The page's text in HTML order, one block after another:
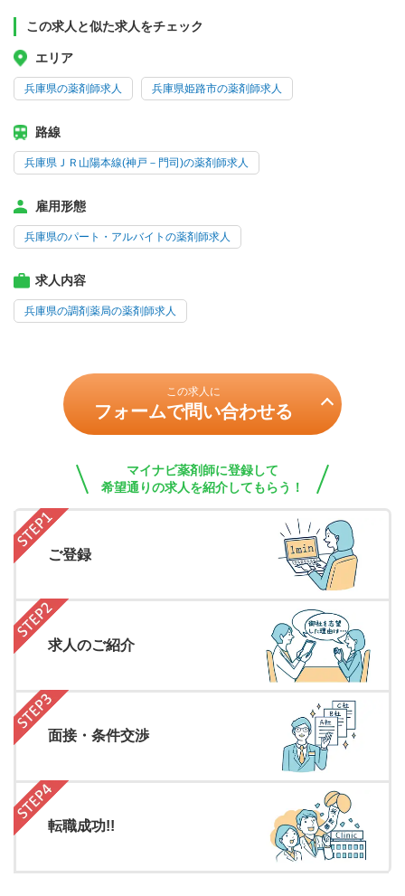
この求人と似た求人をチェック
エリア
兵庫県の薬剤師求人 兵庫県姫路市の薬剤師求人
路線
兵庫県ＪＲ山陽本線(神戸－門司)の薬剤師求人
雇用形態
兵庫県のパート・アルバイトの薬剤師求人
求人内容
兵庫県の調剤薬局の薬剤師求人
この求人に
フォームで問い合わせる
マイナビ薬剤師に登録して
希望通りの求人を紹介してもらう！
ご登録
求人のご紹介
面接・条件交渉
転職成功!!